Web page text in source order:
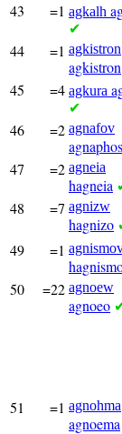
43 =1 agkalh
✔
44 =1 agkistron
agkistron
45 =4 agkura
✔
46 =2 agnafov
agnaphos
47 =2 agneia
hagneia
48 =7 agnizw
hagnizo
49
=1
50 =22 agnoew
agnoeo
51
=1 agnohma
agnoema